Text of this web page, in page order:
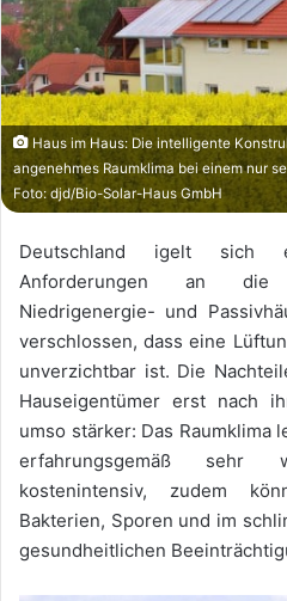
Haus im Haus: Die intelligente
angenehmes Raumklima bei einem nur
Foto: djd/Bio-Solar-Haus GmbH
Deutschland igelt sich
Anforderungen an die
Niedrigenergie- und
verschlossen, dass eine
unverzichtbar ist. Die
Hauseigentümer erst nach
umso stärker: Das Raumklima
erfahrungsgemäß
kostenintensiv, zudem
Bakterien, Sporen und im
gesundheitlichen